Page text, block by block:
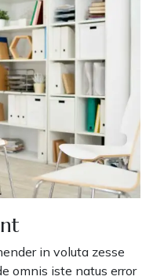
in voluta zesse
omnis iste natus error